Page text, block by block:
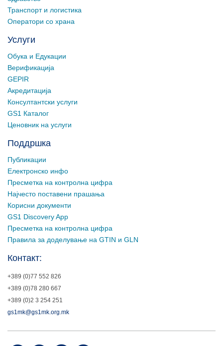
Транспорт и логистика
Оператори со храна
Услуги
Обука и Едукации
Верификација
GEPIR
Акредитација
Консултантски услуги
GS1 Каталог
Ценовник на услуги
Поддршка
Публикации
Електронско инфо
Пресметка на контролна цифра
Најчесто поставени прашања
Корисни документи
GS1 Discovery App
Пресметка на контролна цифра
Правила за доделување на GTIN и GLN
Контакт:
+389 (0)77 552 826
+389 (0)78 280 667
+389 (0)2 3 254 251
gs1mk@gs1mk.org.mk